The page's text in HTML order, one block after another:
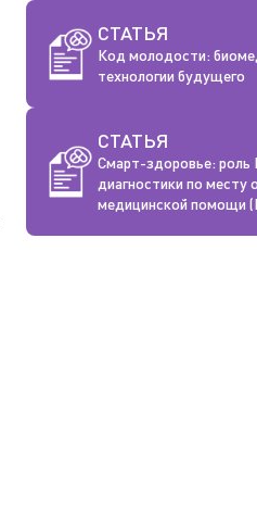
СТАТЬЯ
Код молодости:
технологии будущего
СТАТЬЯ
Смарт-здоровье: роль
диагностики по месту
медицинской помощи